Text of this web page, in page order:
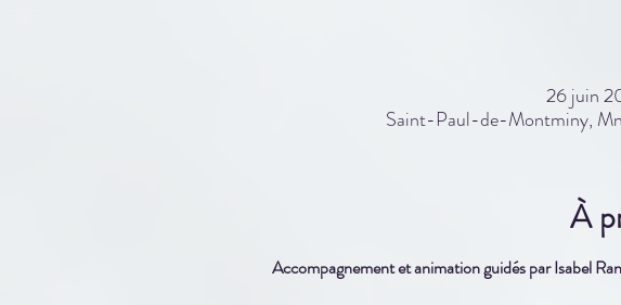
26 juin
Saint-Paul-de-Montminy,
À
Accompagnement et animation guidés par Isabel